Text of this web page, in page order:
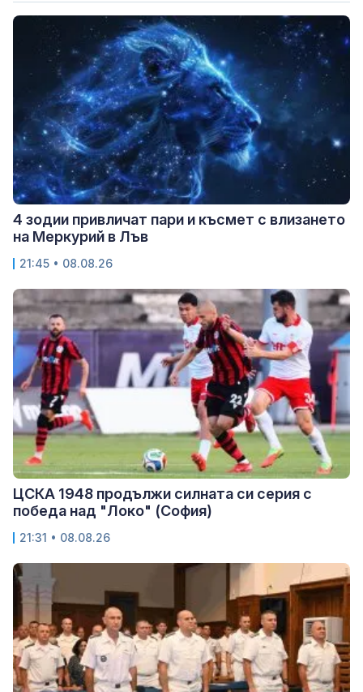
4 зодии привличат пари и късмет с влизането
на Меркурий в Лъв
21:45 • 08.08.26
ЦСКА 1948 продължи силната си серия с
победа над "Локо" (София)
21:31 • 08.08.26